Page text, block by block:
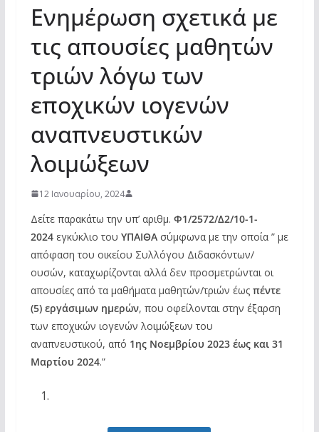
Ενημέρωση σχετικά με
τις απουσίες μαθητών
τριών λόγω των
εποχικών ιογενών
αναπνευστικών
λοιμώξεων
12 Ιανουαρίου, 2024
Δείτε παρακάτω την υπ’ αριθμ. Φ1/2572/Δ2/10-1-
2024εγκύκλιο του ΥΠΑΙΘΑ σύμφωνα με την οποία ” με
απόφαση του οικείου Συλλόγου Διδασκόντων/
ουσών, καταχωρίζονται αλλά δεν προσμετρώνται οι
απουσίες από τα μαθήματα μαθητών/τριών έως πέντε
(5) εργάσιμων ημερών, που οφείλονται στην έξαρση
των εποχικών ιογενών λοιμώξεων του
αναπνευστικού, από 1ης Νοεμβρίου 2023 έως και 31
Μαρτίου 2024.”